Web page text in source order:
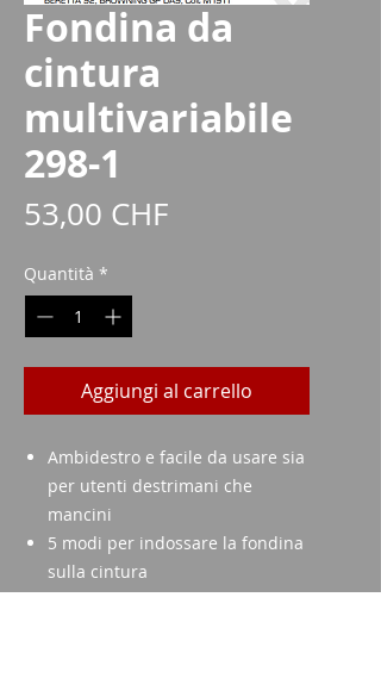
Fondina da
cintura
multivariabile
298-1
53,00 CHFPrezzo
Quantità *
Aggiungi al carrello
Ambidestro e facile da usare sia
per utenti destrimani che
mancini
5 modi per indossare la fondina
sulla cintura
Chiusura protetta da doppio